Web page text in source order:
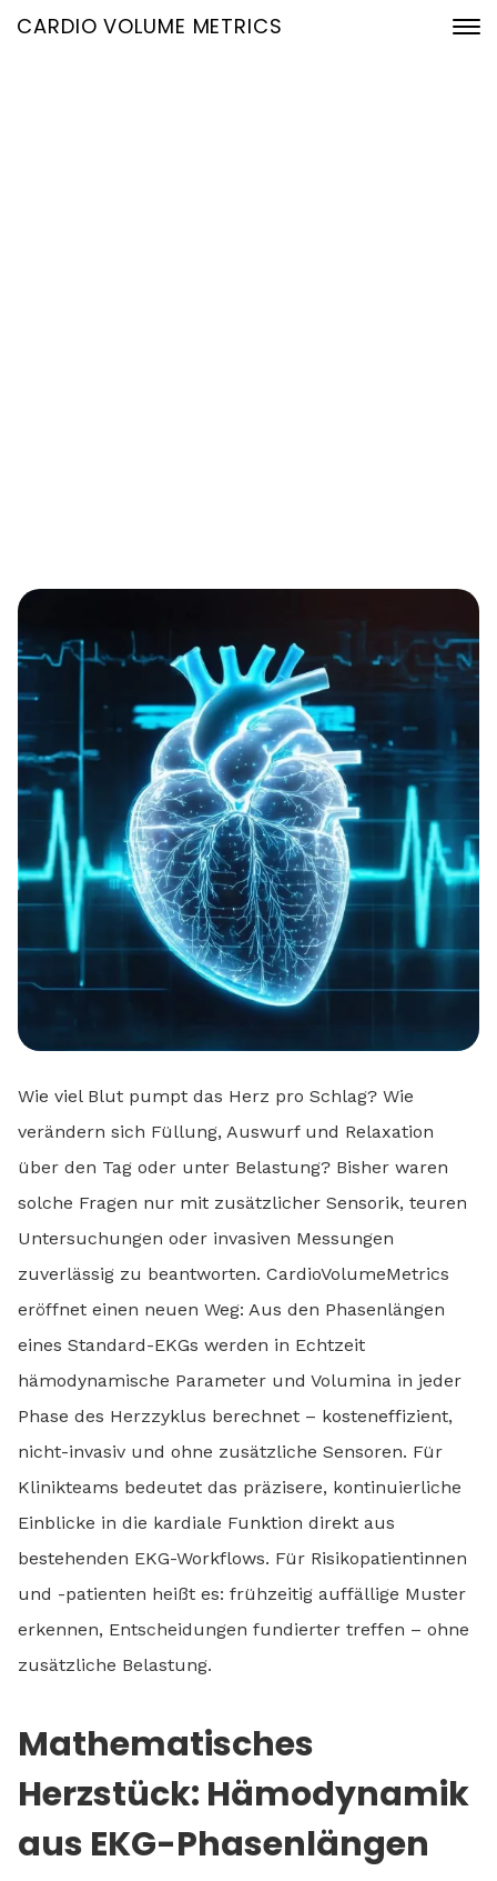
CARDIO VOLUME METRICS
Wie viel Blut pumpt das Herz pro Schlag? Wie
verändern sich Füllung, Auswurf und Relaxation
über den Tag oder unter Belastung? Bisher waren
solche Fragen nur mit zusätzlicher Sensorik, teuren
Untersuchungen oder invasiven Messungen
zuverlässig zu beantworten. CardioVolumeMetrics
eröffnet einen neuen Weg: Aus den Phasenlängen
eines Standard-EKGs werden in Echtzeit
hämodynamische Parameter und Volumina in jeder
Phase des Herzzyklus berechnet – kosteneffizient,
nicht-invasiv und ohne zusätzliche Sensoren. Für
Klinikteams bedeutet das präzisere, kontinuierliche
Einblicke in die kardiale Funktion direkt aus
bestehenden EKG-Workflows. Für Risikopatientinnen
und -patienten heißt es: frühzeitig auffällige Muster
erkennen, Entscheidungen fundierter treffen – ohne
zusätzliche Belastung.
Mathematisches
Herzstück: Hämodynamik
aus EKG-Phasenlängen